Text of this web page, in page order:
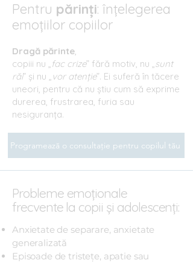
Pentru părinți: înțelegerea
emoțiilor copiilor
Dragă părinte,
copiii nu „fac crize” fără motiv, nu „sunt
răi” și nu „vor atenție”. Ei suferă în tăcere
uneori, pentru că nu știu cum să exprime
durerea, frustrarea, furia sau
nesiguranța.
Programează o consultație pentru copilul tău
Probleme emoționale
frecvente la copii și adolescenți:
Anxietate de separare, anxietate
generalizată
Episoade de tristețe, apatie sau